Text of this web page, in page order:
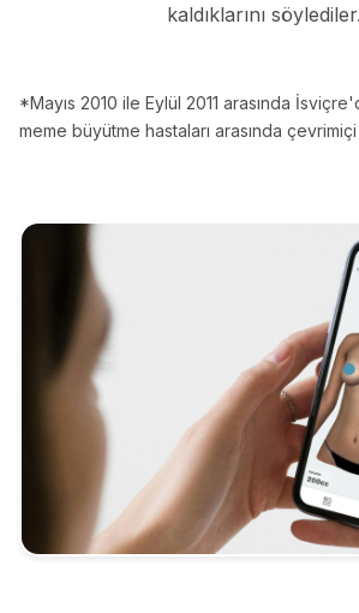
kaldıklarını
*Mayıs 2010 ile Eylül 2011 arasında
meme büyütme hastaları arasında çevrimiçi